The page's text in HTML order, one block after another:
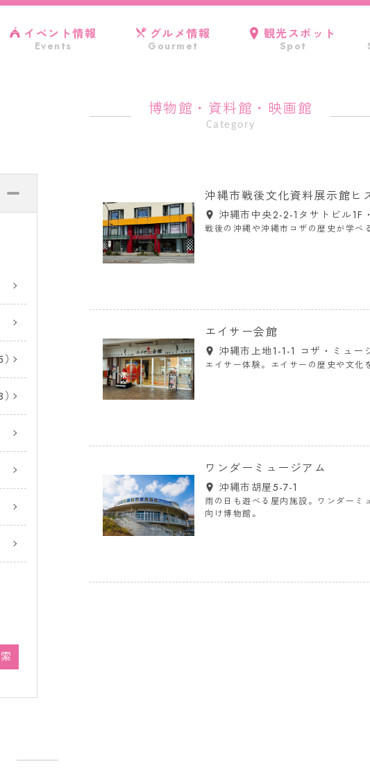
イベント情報
Events
グルメ情報
Gourmet
観光スポット
Spot
博物館・資料館・映画館
Category
沖縄市戦後文化資料展示館ヒ
沖縄市中央2-2-1タサトビル1F
戦後の沖縄や沖縄市コザの歴史が学べ
エイサー会館
沖縄市上地1-1-1 コザ・ミュー
エイサー体験。エイサーの歴史や文化
ワンダーミュージアム
沖縄市胡屋5-7-1
雨の日も遊べる屋内施設。ワンダーミ
向け博物館。
）
）